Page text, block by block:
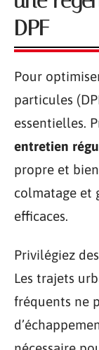
DPF
Pour
particules
essentielles.
entretien
propre et
colmatage et
efficaces.
Privilégiez
Les trajets
fréquents ne